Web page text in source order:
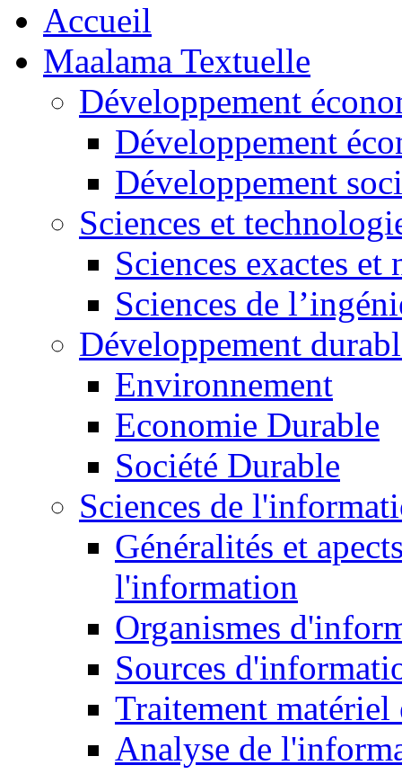
Accueil
Maalama Textuelle
Développement
Développement
Développement
Sciences et
Sciences exactes et
Sciences de
Développement
Environnement
Economie Durable
Société Durable
Sciences de
Généralités et
l'information
Organismes
Sources
Traitement matériel
Analyse de